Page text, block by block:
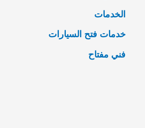
الخدمات
خدمات فتح السيارات
فني مفتاح